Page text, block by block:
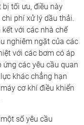
tối ưu, điều này
phí xử lý dầu thải.
với các nhà chế
nghiêm ngặt của các
với các bơm có áp
các yêu cầu quan
khác chẳng hạn
cơ khí điều khiển
số yêu cầu